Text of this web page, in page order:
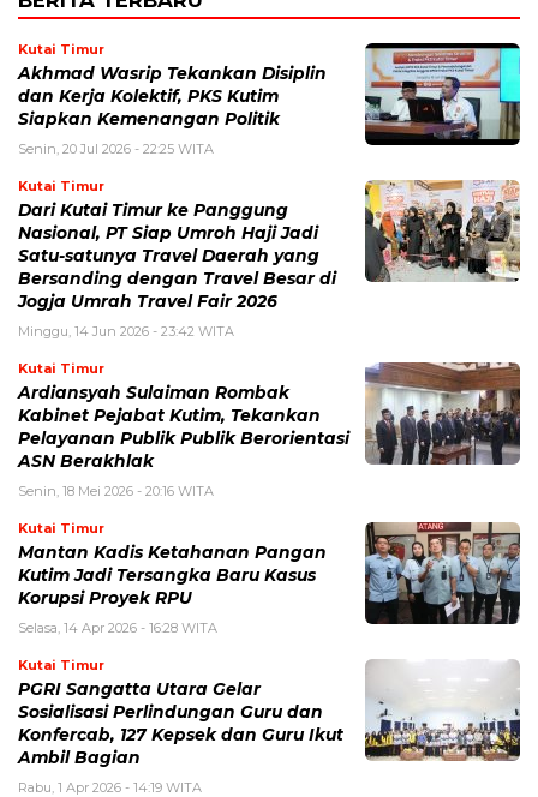
Kutai Timur
Akhmad Wasrip Tekankan Disiplin
dan Kerja Kolektif, PKS Kutim
Siapkan Kemenangan Politik
Senin, 20 Jul 2026 - 22:25 WITA
Kutai Timur
Dari Kutai Timur ke Panggung
Nasional, PT Siap Umroh Haji Jadi
Satu-satunya Travel Daerah yang
Bersanding dengan Travel Besar di
Jogja Umrah Travel Fair 2026
Minggu, 14 Jun 2026 - 23:42 WITA
Kutai Timur
Ardiansyah Sulaiman Rombak
Kabinet Pejabat Kutim, Tekankan
Pelayanan Publik Publik Berorientasi
ASN Berakhlak
Senin, 18 Mei 2026 - 20:16 WITA
Kutai Timur
Mantan Kadis Ketahanan Pangan
Kutim Jadi Tersangka Baru Kasus
Korupsi Proyek RPU
Selasa, 14 Apr 2026 - 16:28 WITA
Kutai Timur
PGRI Sangatta Utara Gelar
Sosialisasi Perlindungan Guru dan
Konfercab, 127 Kepsek dan Guru Ikut
Ambil Bagian
Rabu, 1 Apr 2026 - 14:19 WITA